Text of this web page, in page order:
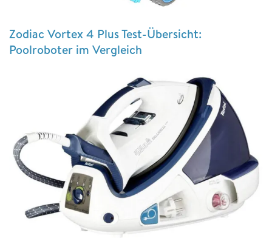
Zodiac Vortex 4 Plus Test-Übersicht:
Poolroboter im Vergleich